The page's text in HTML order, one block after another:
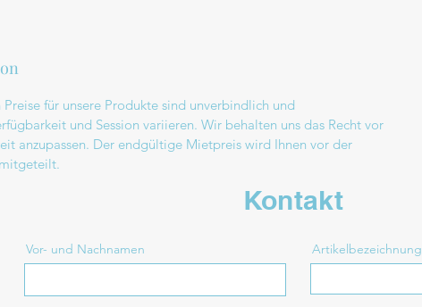
Kontakt
für unsere Produkte sind unverbindlich und
und Session variieren. Wir behalten uns das Recht vor
anzupassen. Der endgültige Mietpreis wird Ihnen vor der
Vor- und Nachnamen Artikelbezeichnung